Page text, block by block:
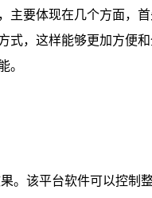
要体现在几个方面，
，这样能够更加方便
。
。该平台软件可以控制